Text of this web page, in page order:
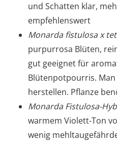
und Schatten klar,
empfehlenswert
Monarda fistulosa x
purpurrosa Blüten,
gut geeignet für
Blütenpotpourris.
herstellen. Pflanze
Monarda Fistulosa-
warmem Violett-Ton
wenig